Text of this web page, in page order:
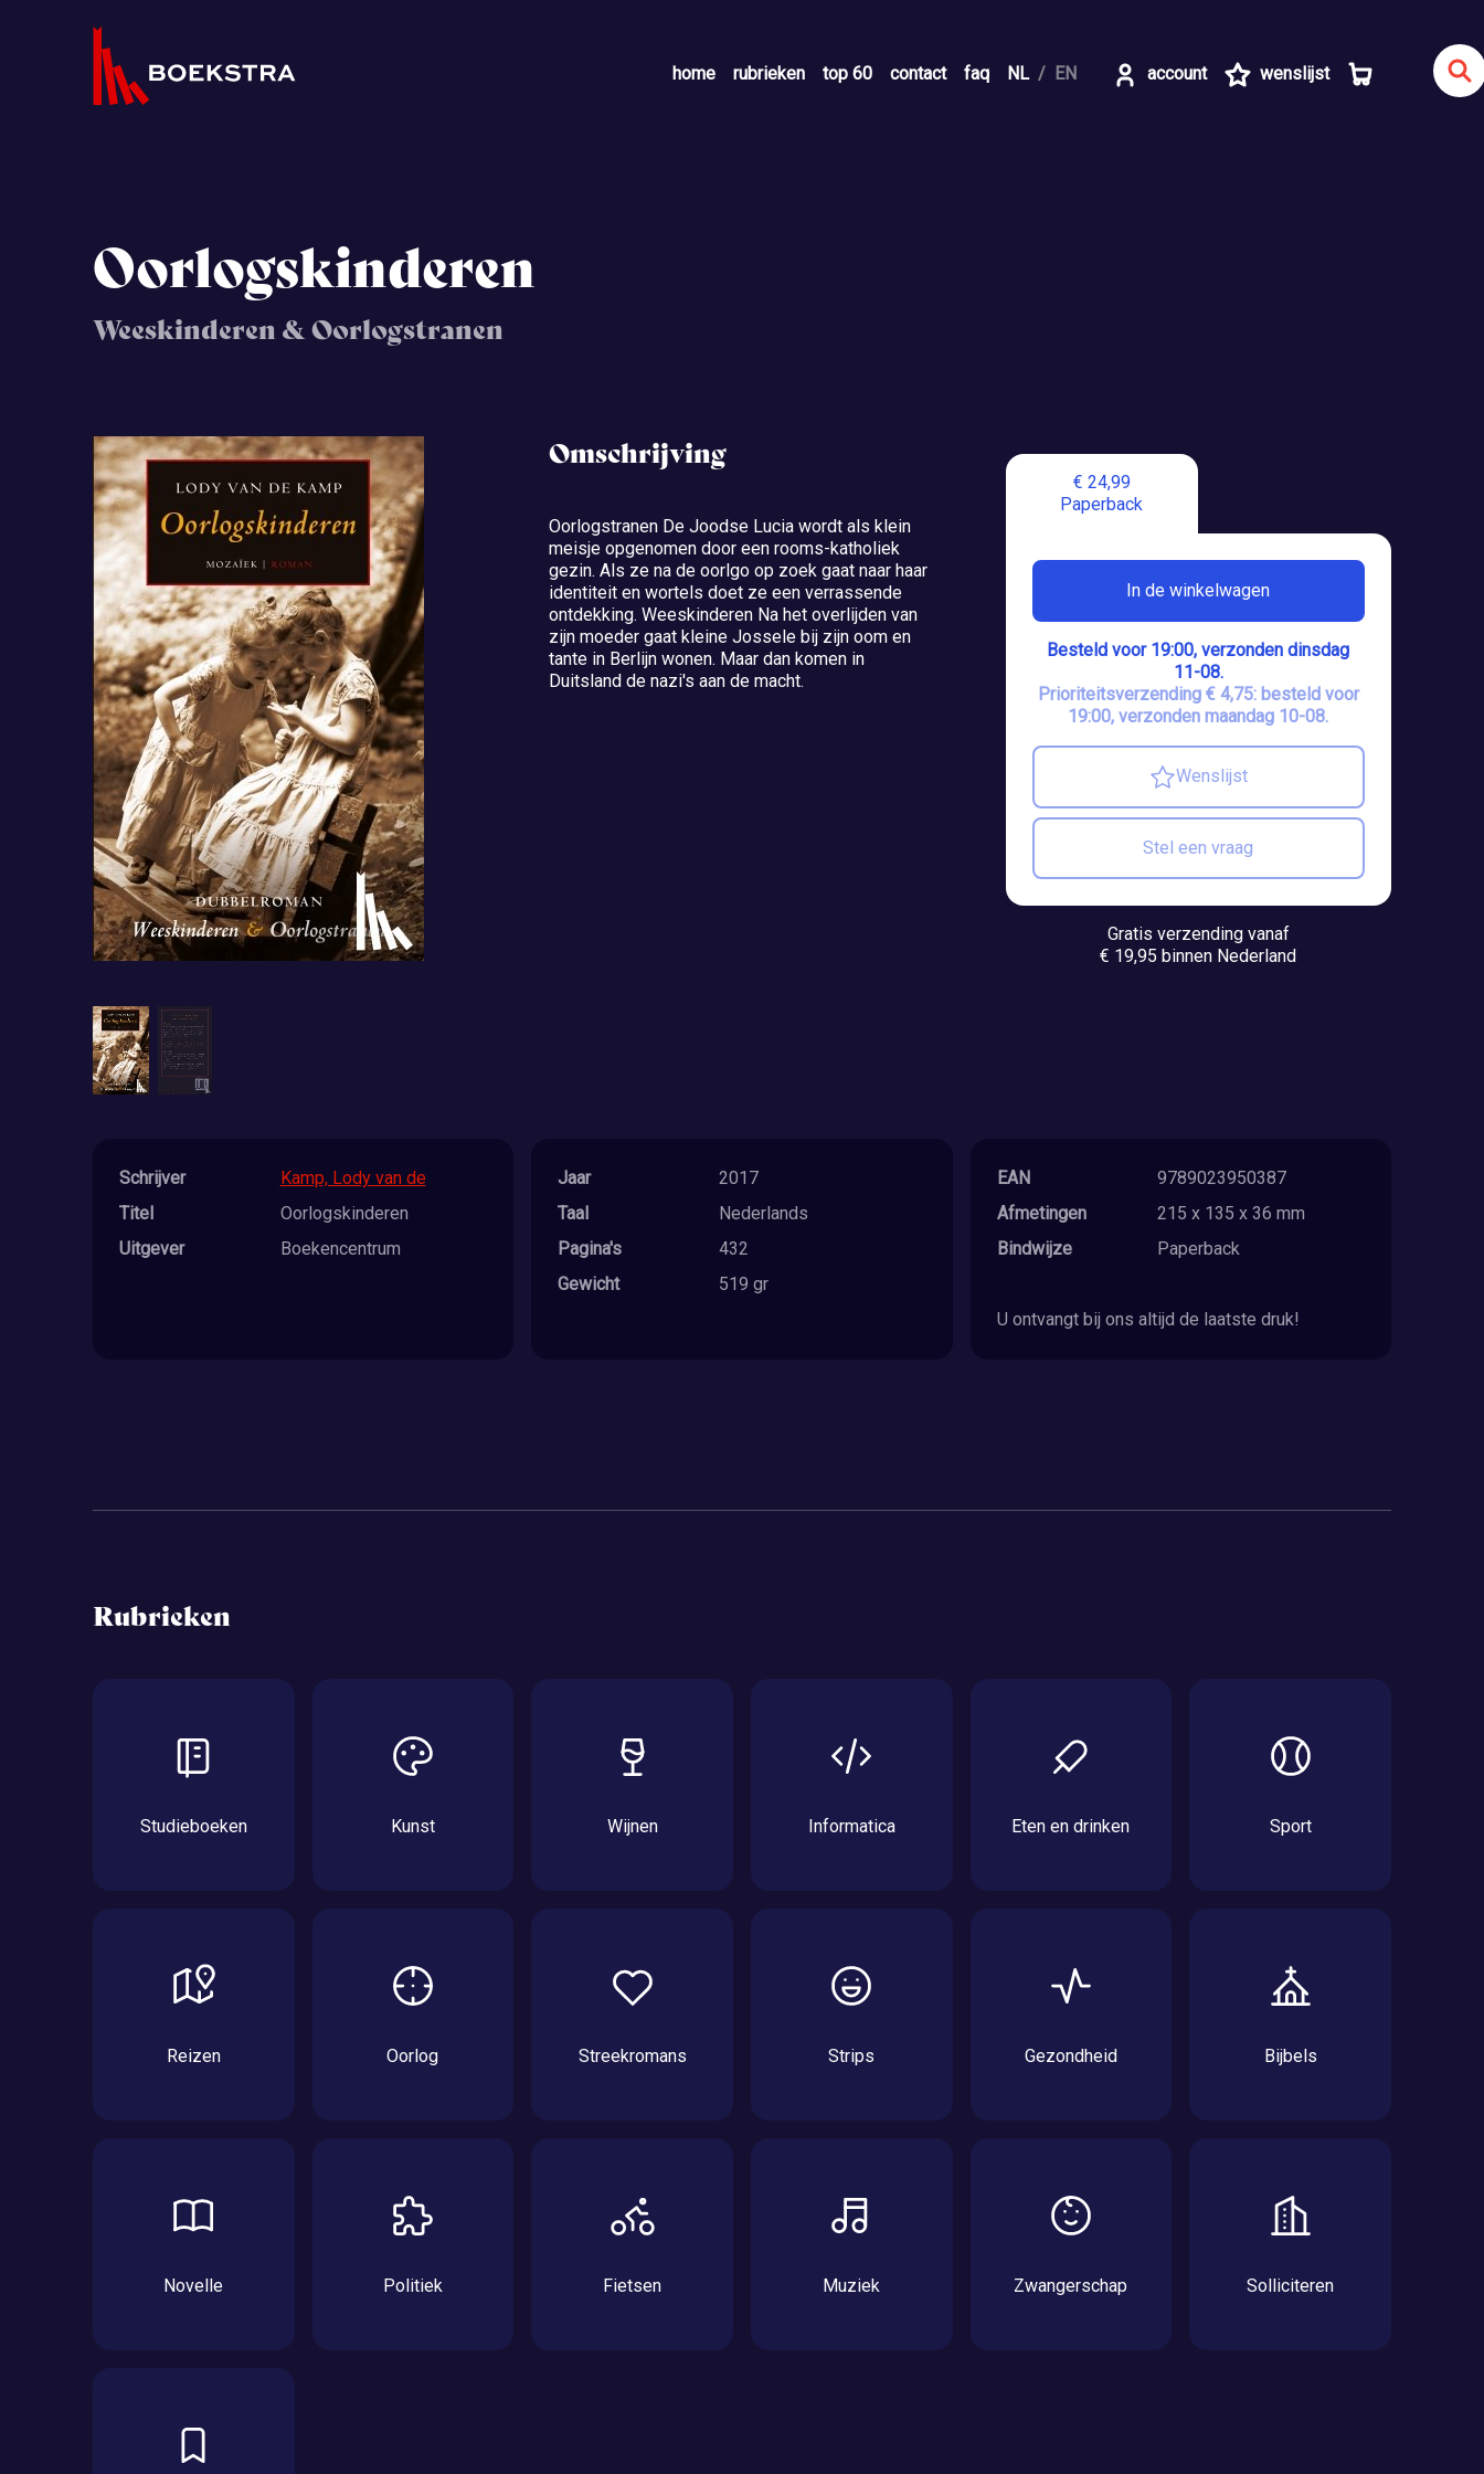
home rubrieken top 60 contact faq NL EN account wenslijst
Oorlogskinderen
Weeskinderen & Oorlogstranen
Omschrijving
Oorlogstranen De Joodse Lucia wordt als klein
meisje opgenomen door een rooms-katholiek
gezin. Als ze na de oorlgo op zoek gaat naar haar
identiteit en wortels doet ze een verrassende
ontdekking. Weeskinderen Na het overlijden van
zijn moeder gaat kleine Jossele bij zijn oom en
tante in Berlijn wonen. Maar dan komen in
Duitsland de nazi's aan de macht.
€ 24,99
Paperback
In de winkelwagen
Besteld voor 19:00, verzonden dinsdag
11-08.
Prioriteitsverzending € 4,75: besteld voor
19:00, verzonden maandag 10-08.
Wenslijst
Stel een vraag
Gratis verzending vanaf
€ 19,95 binnen Nederland
Schrijver
Kamp, Lody van de
Titel
Oorlogskinderen
Uitgever
Boekencentrum
Jaar
2017
Taal
Nederlands
Pagina's
432
Gewicht
519 gr
EAN
9789023950387
Afmetingen
215 x 135 x 36 mm
Bindwijze
Paperback
U ontvangt bij ons altijd de laatste druk!
Rubrieken
Studieboeken Kunst Wijnen Informatica Eten en drinken Sport
Reizen Oorlog Streekromans Strips Gezondheid Bijbels
Novelle Politiek Fietsen Muziek Zwangerschap Solliciteren